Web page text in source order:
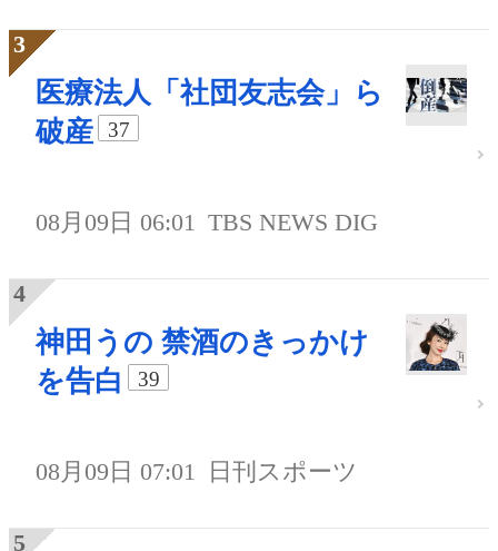
医療法人「社団友志会」ら
破産
37
08月09日 06:01 TBS NEWS DIG
神田うの 禁酒のきっかけ
を告白
39
08月09日 07:01 日刊スポーツ